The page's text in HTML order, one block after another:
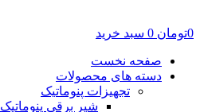
0تومان 0 سبد خرید
صفحه نخست
دسته های محصولات
تجهیزات پنوماتیک
شیر برقی پنوماتیک